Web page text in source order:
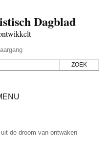
Dagblad
de droom van ontwaken